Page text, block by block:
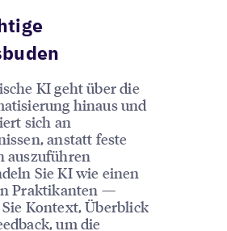
KI geht über die
hinaus und
sich an
anstatt feste
auszuführen
Sie KI wie einen
Praktikanten —
Sie Kontext, Überblick
um die